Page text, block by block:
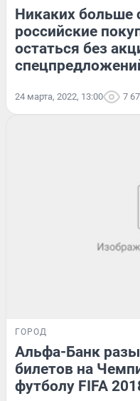
Никаких больше
российские
остаться без
24 марта, 2022, 13:00 7
ГОРОД
Альфа-Банк
билетов на
футболу FIFA